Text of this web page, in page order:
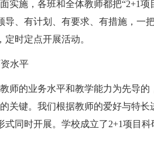
实施，各班和全体教师都把“2+1
、有计划、有要求、有措施，一
时定点开展活动。
水平
师的业务水平和教学能力为先导
关键。我们根据教师的爱好与特
同时开展。学校成立了2+1项目